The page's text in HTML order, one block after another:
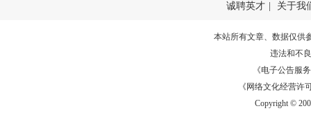
诚聘英才 关于我
本站所有文章、数据仅供
违法和不
《电子公告服务
《网络文化经营许
Copyright ©